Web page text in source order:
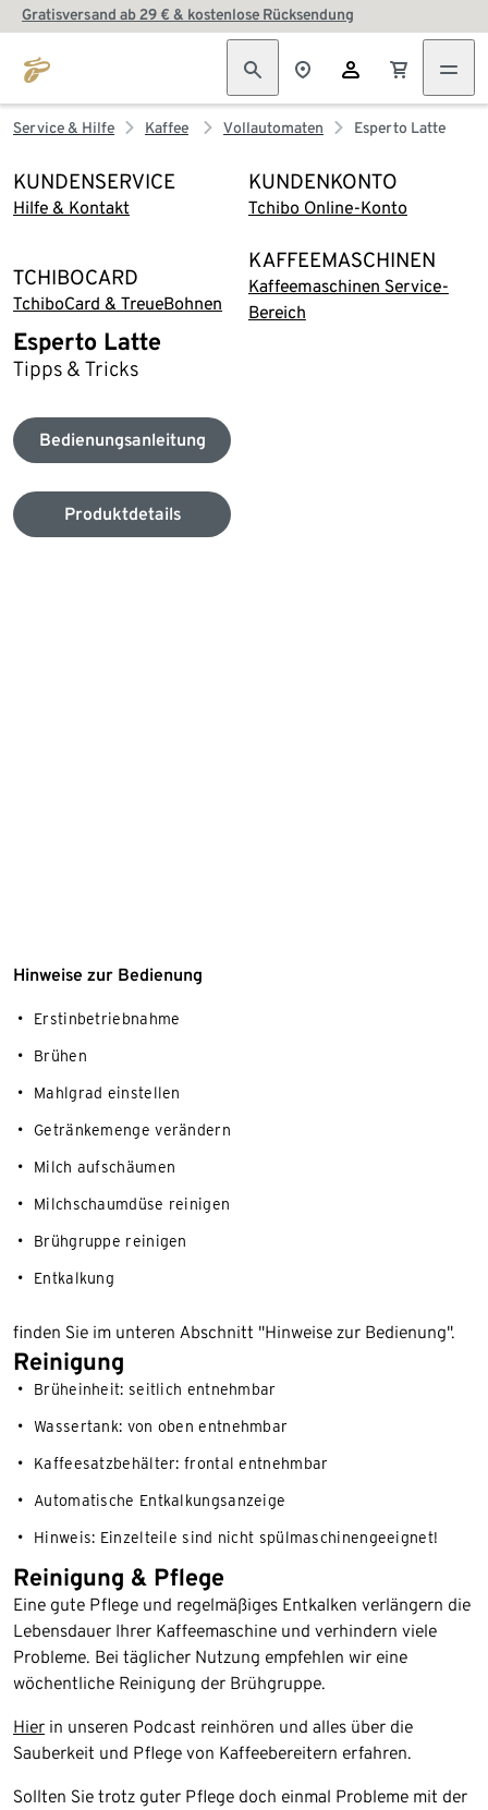
Gratisversand ab 29 € & kostenlose Rücksendung
Service & Hilfe Kaffee Vollautomaten Esperto Latte
KUNDENSERVICE
Hilfe & Kontakt
KUNDENKONTO
Tchibo Online-Konto
TCHIBOCARD
TchiboCard & TreueBohnen
KAFFEEMASCHINEN
Kaffeemaschinen Service-
Bereich
Esperto Latte
Tipps & Tricks
Bedienungsanleitung
Produktdetails
Hinweise zur Bedienung
Erstinbetriebnahme
Brühen
Mahlgrad einstellen
Getränkemenge verändern
Milch aufschäumen
Milchschaumdüse reinigen
Brühgruppe reinigen
Entkalkung
finden Sie im unteren Abschnitt "Hinweise zur Bedienung".
Reinigung
Brüheinheit: seitlich entnehmbar
Wassertank: von oben entnehmbar
Kaffeesatzbehälter: frontal entnehmbar
Automatische Entkalkungsanzeige
Hinweis: Einzelteile sind nicht spülmaschinengeeignet!
Reinigung & Pflege
Eine gute Pflege und regelmäßiges Entkalken verlängern die
Lebensdauer Ihrer Kaffeemaschine und verhindern viele
Probleme. Bei täglicher Nutzung empfehlen wir eine
wöchentliche Reinigung der Brühgruppe.
Hier in unseren Podcast reinhören und alles über die
Sauberkeit und Pflege von Kaffeebereitern erfahren.
Sollten Sie trotz guter Pflege doch einmal Probleme mit der